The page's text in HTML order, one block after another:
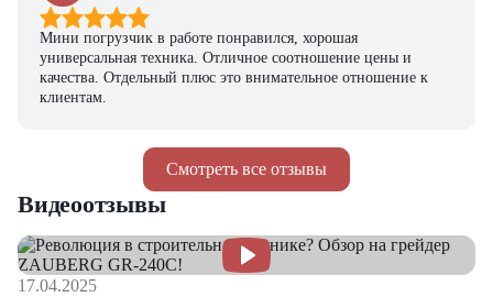
Смотреть все отзывы
Мини погрузчик в работе понравился, хорошая
универсальная техника. Отличное соотношение цены и
качества. Отдельный плюс это внимательное отношение к
клиентам.
Видеоотзывы
17.04.2025